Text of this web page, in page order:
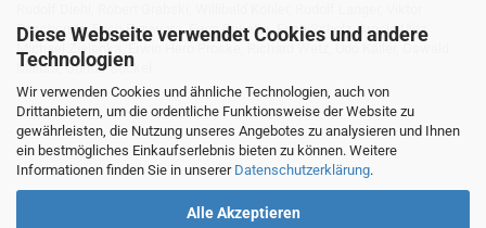
Diese Webseite verwendet Cookies und andere
Technologien
Wir verwenden Cookies und ähnliche Technologien, auch von
Drittanbietern, um die ordentliche Funktionsweise der Website zu
gewährleisten, die Nutzung unseres Angebotes zu analysieren und Ihnen
ein bestmögliches Einkaufserlebnis bieten zu können. Weitere
Informationen finden Sie in unserer Datenschutzerklärung.
Alle Akzeptieren
Paschenda, Erich Przywara, Egon Rakette, Erich Scholz, Arnold Ulitz,
Michael Zielonka, Erwin Hero Proske, Richard Wetz, Udo Kaller, Oswald
Malura, Günter Sockel